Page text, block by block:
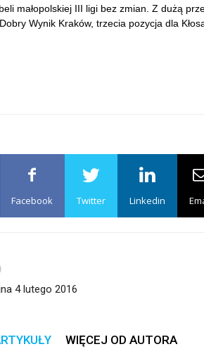
małopolskiej III ligi bez zmian. Z dużą
Wynik Kraków, trzecia pozycja dla
Facebook Twitter Linkedin
4 lutego 2016
WIĘCEJ OD AUTORA